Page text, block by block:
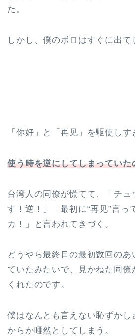
た。
しかし、僕のボロはすぐに出て
「你好」と「再见」を駆使しす
使う時を逆にしてしまっていた
台湾人の同僚が慌てて、「チュ
す！逆！」「最初に“再见”言っ
カ！」と言われてきづく。
どうやら最終日の最初数回のあ
ていたみたいで、見かねた同僚
くれたのです。
僕はなんとも言えない恥ずかし
からか唖然としてしまう。